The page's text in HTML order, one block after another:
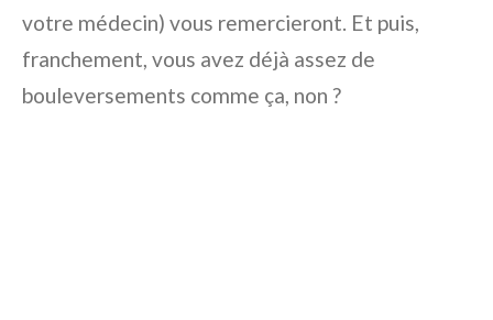
votre médecin) vous remercieront. Et puis,
franchement, vous avez déjà assez de
bouleversements comme ça, non ?